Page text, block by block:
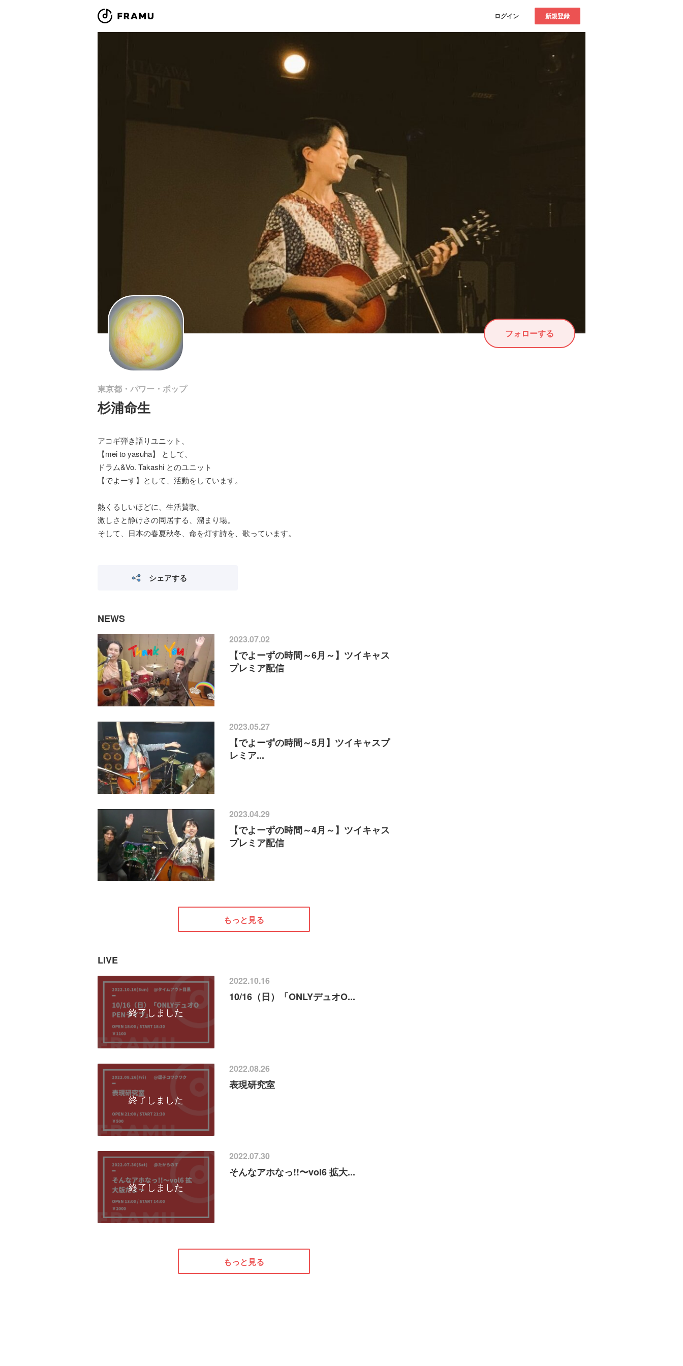
ログイン 新規登録
フォローする
東京都・パワー・ポップ
杉浦命生
アコギ弾き語りユニット、
【mei to yasuha】 として、
ドラム&Vo. Takashi とのユニット
【でよーす】として、活動をしています。
熱くるしいほどに、生活賛歌。
激しさと静けさの同居する、溜まり場。
そして、日本の春夏秋冬、命を灯す詩を、歌っています。
シェアする
NEWS
2023.07.02
【でよーずの時間～6月～】ツイキャス
プレミア配信
2023.05.27
【でよーずの時間～5月】ツイキャスプ
レミア...
2023.04.29
【でよーずの時間～4月～】ツイキャス
プレミア配信
もっと見る
LIVE
終了しました
2022.10.16
10/16（日）「ONLYデュオO...
終了しました
2022.08.26
表現研究室
終了しました
2022.07.30
そんなアホなっ!!〜vol6 拡大...
もっと見る